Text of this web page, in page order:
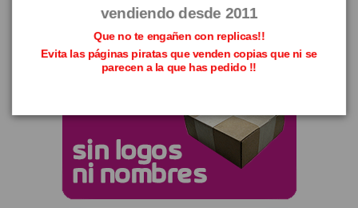
vendiendo desde 2011
Que no te engañen con replicas!!
Evita las páginas piratas que venden copias que ni se
parecen a la que has pedido !!